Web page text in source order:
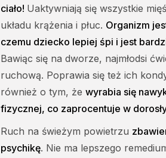
ciało! Uaktywniają się wszystkie
układu krążenia i płuc. Organizm
czemu dziecko lepiej śpi i jest
Bawiąc się na dworze, najmłodsi
ruchową. Poprawia się też ich
również o tym, że wyrabia się
fizycznej, co zaprocentuje w
Ruch na świeżym powietrzu
psychikę. Nie ma lepszego